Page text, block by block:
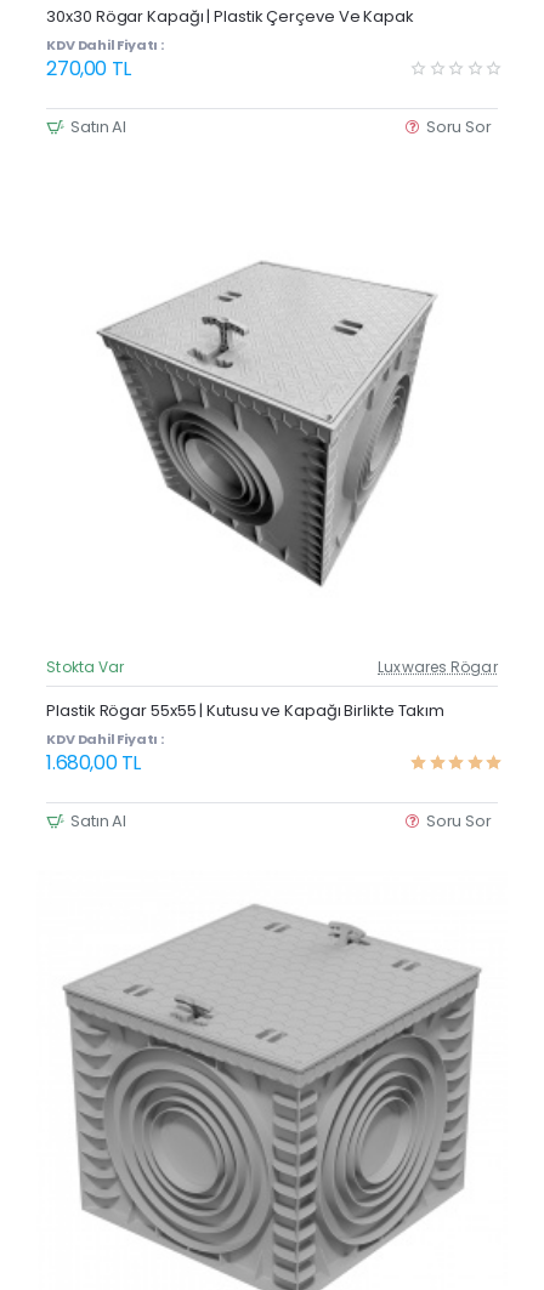
30x30 Rögar Kapağı | Plastik Çerçeve Ve Kapak
KDV Dahil Fiyatı :
270,00 TL
Satın Al Soru Sor
Güncel Fiyat
Stokta Var Luxwares Rögar
Plastik Rögar 55x55 | Kutusu ve Kapağı Birlikte Takım
KDV Dahil Fiyatı :
1.680,00 TL
Satın Al Soru Sor